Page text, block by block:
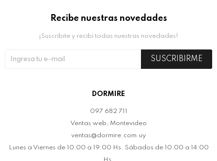
DORMIRE
097 682 711
Ventas web, Montevideo
ventas@dormire.com.uy
Lunes a Viernes de 10:00 a 19:00 Hs. Sábados de 10:00 a 14:00
Recibe nuestras novedades
¡Suscribite y recibí todas nuestras novedades!
SUSCRIBIRME